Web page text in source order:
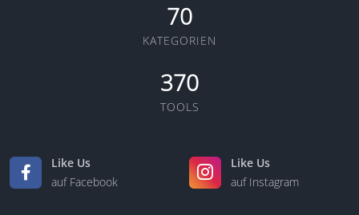
70
KATEGORIEN
370
TOOLS
Like Us
auf Facebook
Like Us
auf Instagram